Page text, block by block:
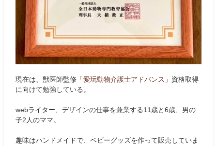
現在は、獣医師監修 「愛玩動物介護士アドバンス」 資格取得
に向けて勉強している。
webライター、デザインの仕事を兼業する11歳と6歳、男の
子2人のママ。
趣味はハンドメイドで、ベビーグッズを作って販売していま